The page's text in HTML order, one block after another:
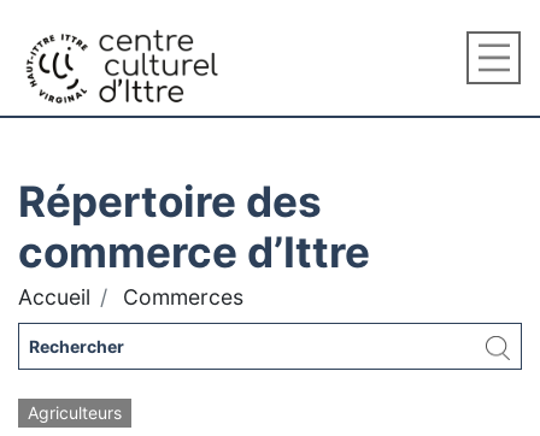
Répertoire des
commerce d’Ittre
Accueil Commerces
Agriculteurs